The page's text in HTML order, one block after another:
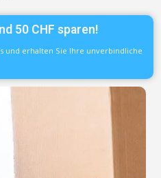
50 CHF sparen!
und erhalten Sie Ihre unverbindliche